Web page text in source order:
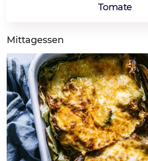
Tomate
Mittagessen